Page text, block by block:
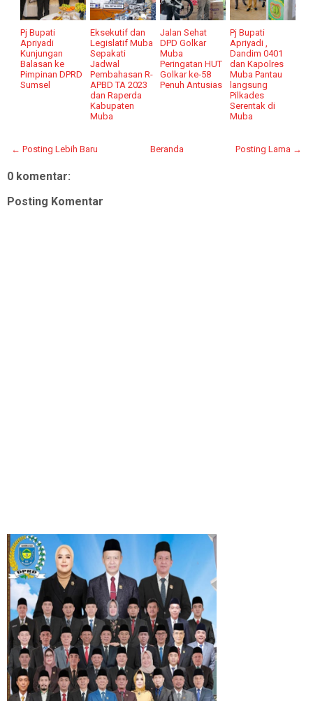
Pj Bupati
Apriyadi
Kunjungan
Balasan ke
Pimpinan DPRD
Sumsel
Eksekutif dan
Legislatif Muba
Sepakati
Jadwal
Pembahasan R-
APBD TA 2023
dan Raperda
Kabupaten
Muba
Jalan Sehat
DPD Golkar
Muba
Peringatan HUT
Golkar ke-58
Penuh Antusias
Pj Bupati
Apriyadi ,
Dandim 0401
dan Kapolres
Muba Pantau
langsung
Pilkades
Serentak di
Muba
← Posting Lebih Baru Posting Lama →
Beranda
0 komentar:
Posting Komentar